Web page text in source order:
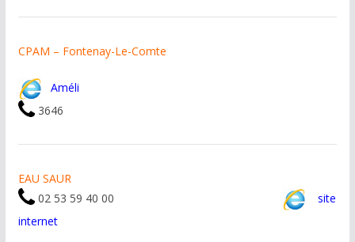
CPAM – Fontenay-Le-Comte
Améli
3646
EAU SAUR
02 53 59 40 00
site
internet